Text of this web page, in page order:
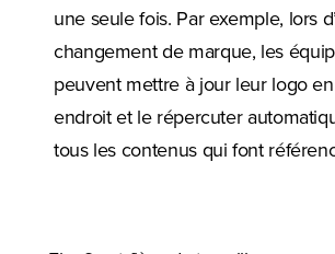
une seule fois. Par exemple, lors
changement de marque, les
peuvent mettre à jour leur logo
endroit et le répercuter
tous les contenus qui font